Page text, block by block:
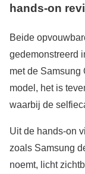
hands-on
Beide
gedemonstreerd
met de Samsung
model, het is
waarbij de
Uit de hands-on
zoals Samsung
noemt, licht